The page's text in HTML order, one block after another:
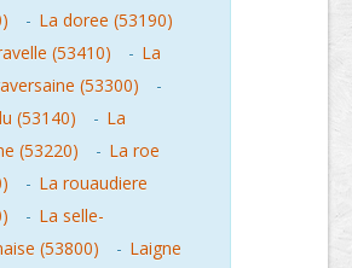
- La doree (53190)
(53410) - La
(53300)
-
(53140)
- La
(53220)
- La roe
- La rouaudiere
- La selle-
(53800)
- Laigne